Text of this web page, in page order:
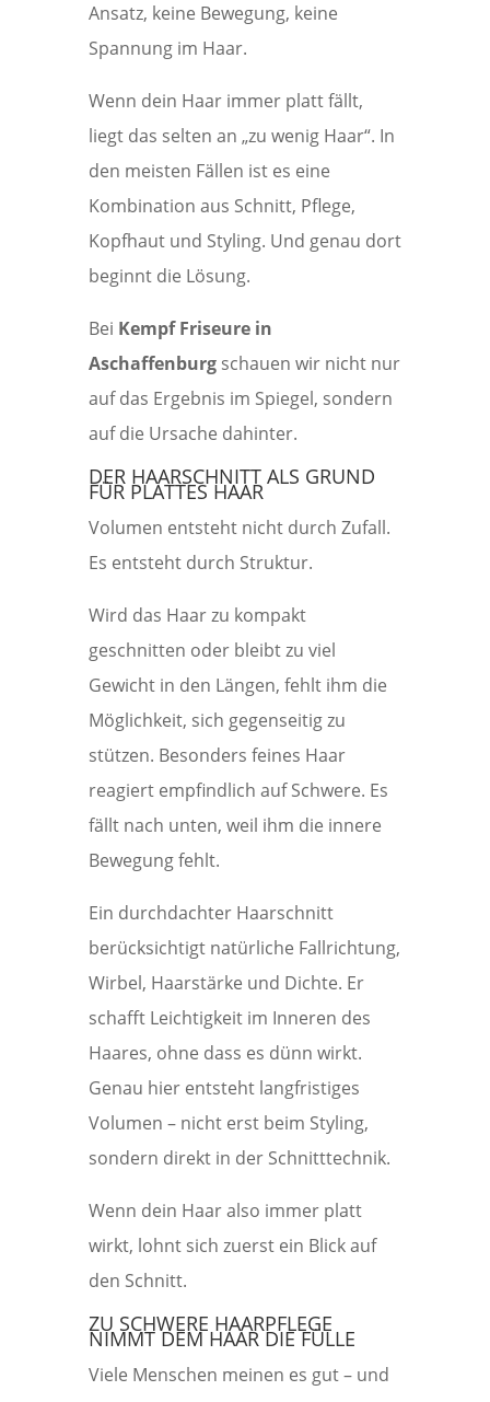
Ansatz, keine Bewegung, keine
Spannung im Haar.
Wenn dein Haar immer platt fällt,
liegt das selten an „zu wenig Haar“. In
den meisten Fällen ist es eine
Kombination aus Schnitt, Pflege,
Kopfhaut und Styling. Und genau dort
beginnt die Lösung.
Bei Kempf Friseure in
Aschaffenburgschauen wir nicht nur
auf das Ergebnis im Spiegel, sondern
auf die Ursache dahinter.
DER HAARSCHNITT ALS GRUND
FÜR PLATTES HAAR
Volumen entsteht nicht durch Zufall.
Es entsteht durch Struktur.
Wird das Haar zu kompakt
geschnitten oder bleibt zu viel
Gewicht in den Längen, fehlt ihm die
Möglichkeit, sich gegenseitig zu
stützen. Besonders feines Haar
reagiert empfindlich auf Schwere. Es
fällt nach unten, weil ihm die innere
Bewegung fehlt.
Ein durchdachter Haarschnitt
berücksichtigt natürliche Fallrichtung,
Wirbel, Haarstärke und Dichte. Er
schafft Leichtigkeit im Inneren des
Haares, ohne dass es dünn wirkt.
Genau hier entsteht langfristiges
Volumen – nicht erst beim Styling,
sondern direkt in der Schnitttechnik.
Wenn dein Haar also immer platt
wirkt, lohnt sich zuerst ein Blick auf
den Schnitt.
ZU SCHWERE HAARPFLEGE
NIMMT DEM HAAR DIE FÜLLE
Viele Menschen meinen es gut – und